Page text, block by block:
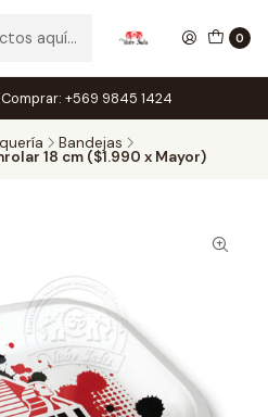
0
+569 9845 1424
Bandejas
18 cm ($1.990 x Mayor)